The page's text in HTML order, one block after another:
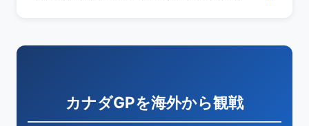
史上多くの劇的な展開を生んできた伝統的な舞台
了後でも視聴可能です。ただしSNSで結果がスポ
カナダGPを海外から観戦